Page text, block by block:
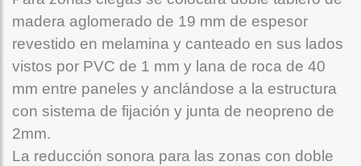
madera aglomerado de 19 mm de espesor
revestido en melamina y canteado en sus lados
vistos por PVC de 1 mm y lana de roca de 40
mm entre paneles y anclándose a la estructura
con sistema de fijación y junta de neopreno de
2mm.
La reducción sonora para las zonas con doble